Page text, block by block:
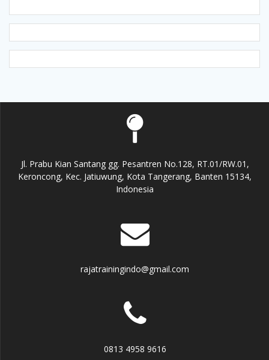
Jl. Prabu Kian Santang gg. Pesantren No.128, RT.01/RW.01,
Keroncong, Kec. Jatiuwung, Kota Tangerang, Banten 15134,
Indonesia
rajatrainingindo@gmail.com
0813 4958 9616